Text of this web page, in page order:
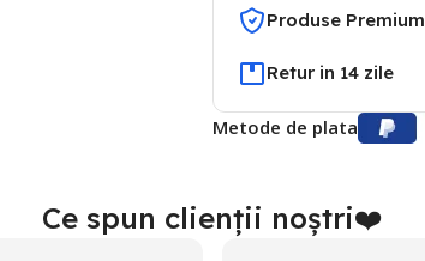
Produse Premium
Retur in 14 zile
Metode de plata
Ce spun clienții noștri❤️